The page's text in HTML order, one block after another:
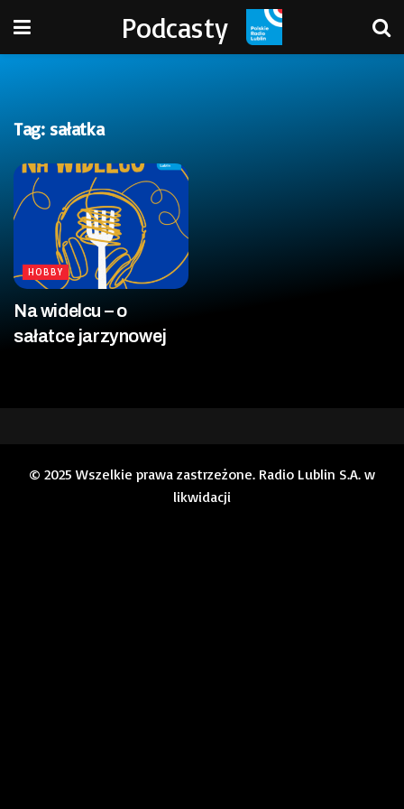
Podcasty
Tag: sałatka
HOBBY
Na widelcu – o
sałatce jarzynowej
© 2025 Wszelkie prawa zastrzeżone. Radio Lublin S.A. w
likwidacji